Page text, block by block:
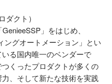
ダクト）
」をはじめ、
ングオートメーション」とい
る国内唯一のベンダーで
くったプロダクトが多くの
、そして新たな技術を実践